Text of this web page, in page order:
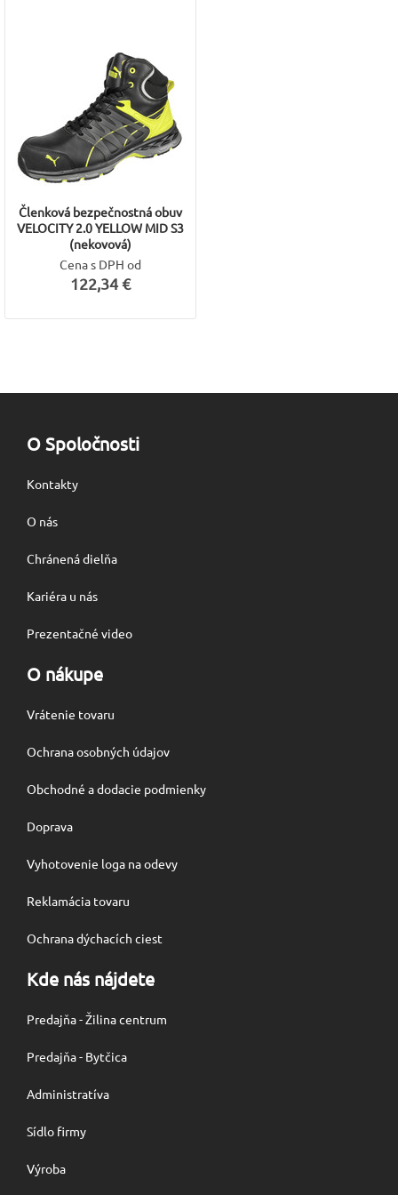
Členková bezpečnostná obuv
VELOCITY 2.0 YELLOW MID S3
(nekovová)
Cena s DPH od
122,34 €
O Spoločnosti
Kontakty
O nás
Chránená dielňa
Kariéra u nás
Prezentačné video
O nákupe
Vrátenie tovaru
Ochrana osobných údajov
Obchodné a dodacie podmienky
Doprava
Vyhotovenie loga na odevy
Reklamácia tovaru
Ochrana dýchacích ciest
Kde nás nájdete
Predajňa - Žilina centrum
Predajňa - Bytčica
Administratíva
Sídlo firmy
Výroba